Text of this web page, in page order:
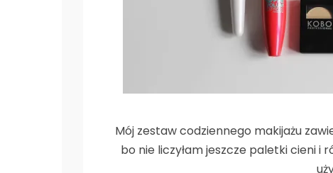
Mój zestaw codziennego makijażu
bo nie liczyłam jeszcze paletki cieni